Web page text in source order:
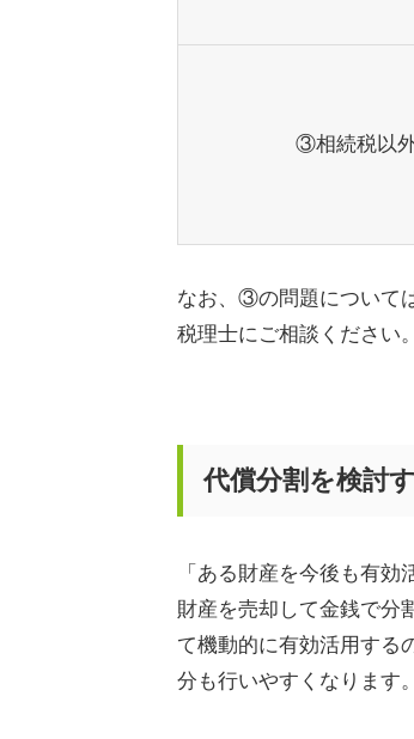
③相続税以
なお、③の問題について
税理士にご相談ください。
代償分割を検討
「ある財産を今後も有
財産を売却して金銭で分
て機動的に有効活用する
分も行いやすくなります。